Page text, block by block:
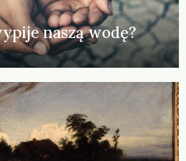
naszą wodę?